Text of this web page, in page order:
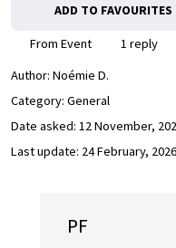
ADD TO FAVOURITES
From Event 1 reply
Author: Noémie D.
Category: General
Date asked: 12 November,
Last update: 24 February,
PF